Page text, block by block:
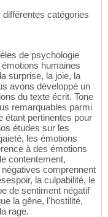
catégories
de psychologie
humaines
surprise, la joie, la
avons développé un
du texte écrit. Tone
remarquables parmi
étant pertinentes pour
études sur les
les émotions
à des émotions
contentement,
comprennent
la culpabilité, le
de sentiment négatif
la gêne, l'hostilité,
rage.